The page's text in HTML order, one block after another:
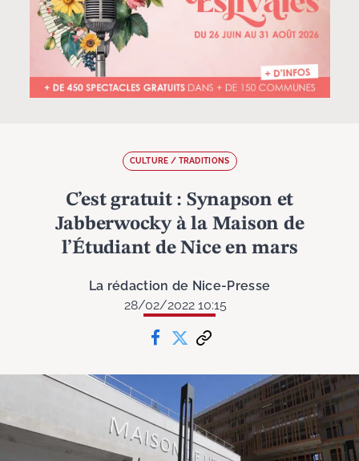
CULTURE / TRADITIONS
C’est gratuit : Synapson et
Jabberwocky à la Maison de
l’Étudiant de Nice en mars
La rédaction de Nice-Presse
28/02/2022 10:15